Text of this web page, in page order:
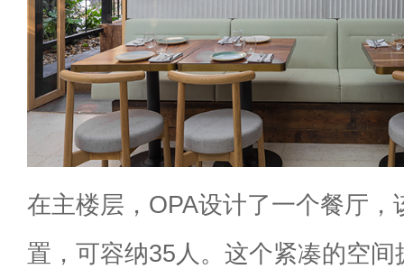
在主楼层，OPA设计了一个餐厅，
置，可容纳35人。这个紧凑的空